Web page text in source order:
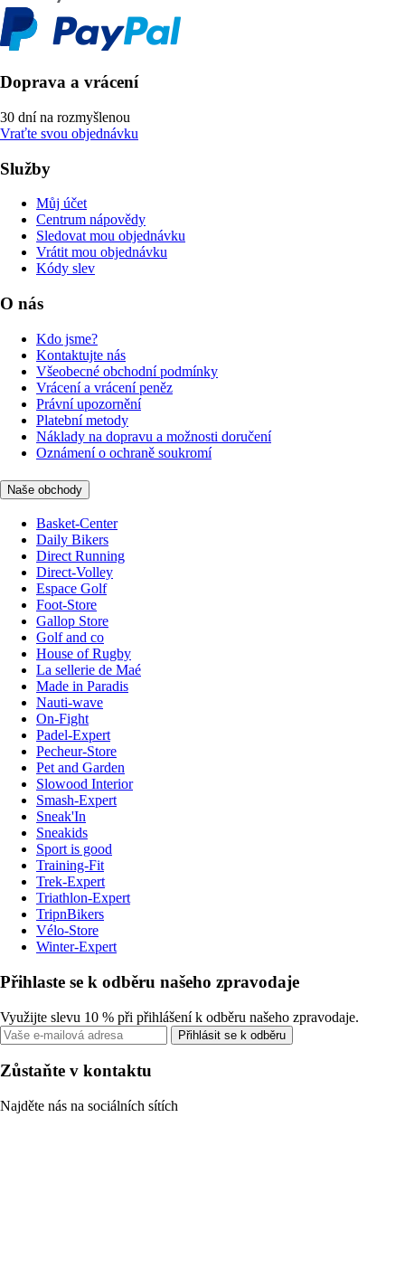
Doprava a vrácení
30 dní na rozmyšlenou
Vraťte svou objednávku
Služby
Můj účet
Centrum nápovědy
Sledovat mou objednávku
Vrátit mou objednávku
Kódy slev
O nás
Kdo jsme?
Kontaktujte nás
Všeobecné obchodní podmínky
Vrácení a vrácení peněz
Právní upozornění
Platební metody
Náklady na dopravu a možnosti doručení
Oznámení o ochraně soukromí
Naše obchody
Basket-Center
Daily Bikers
Direct Running
Direct-Volley
Espace Golf
Foot-Store
Gallop Store
Golf and co
House of Rugby
La sellerie de Maé
Made in Paradis
Nauti-wave
On-Fight
Padel-Expert
Pecheur-Store
Pet and Garden
Slowood Interior
Smash-Expert
Sneak'In
Sneakids
Sport is good
Training-Fit
Trek-Expert
Triathlon-Expert
TripnBikers
Vélo-Store
Winter-Expert
Přihlaste se k odběru našeho zpravodaje
Využijte slevu 10 % při přihlášení k odběru našeho zpravodaje.
Přihlásit se k odběru
Zůstaňte v kontaktu
Najděte nás na sociálních sítích